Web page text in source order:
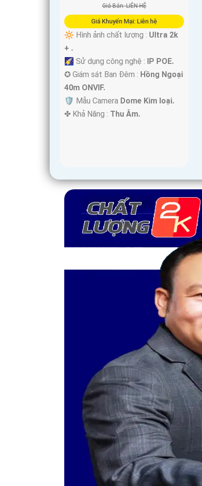
Giá Bán: LIÊN HỆ
Giá Khuyến Mại: Liên hệ
🔆 Hình ảnh chất lượng : Ultra 2k
+ .
🌠 Sử dụng công nghệ : IP POE.
✪ Giám sát Ban Đêm : Hồng Ngoại
40m ONVIF.
🛡 Mẫu Camera Dome Kim loại.
️✤ Khả Năng : Thu Âm.